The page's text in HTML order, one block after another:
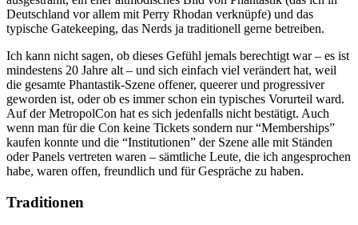
Deutschland vor allem mit Perry Rhodan verknüpfe) und das
typische Gatekeeping, das Nerds ja traditionell gerne betreiben.
Ich kann nicht sagen, ob dieses Gefühl jemals berechtigt war – es ist
mindestens 20 Jahre alt – und sich einfach viel verändert hat, weil
die gesamte Phantastik-Szene offener, queerer und progressiver
geworden ist, oder ob es immer schon ein typisches Vorurteil ward.
Auf der MetropolCon hat es sich jedenfalls nicht bestätigt. Auch
wenn man für die Con keine Tickets sondern nur “Memberships”
kaufen konnte und die “Institutionen” der Szene alle mit Ständen
oder Panels vertreten waren – sämtliche Leute, die ich angesprochen
habe, waren offen, freundlich und für Gespräche zu haben.
Traditionen